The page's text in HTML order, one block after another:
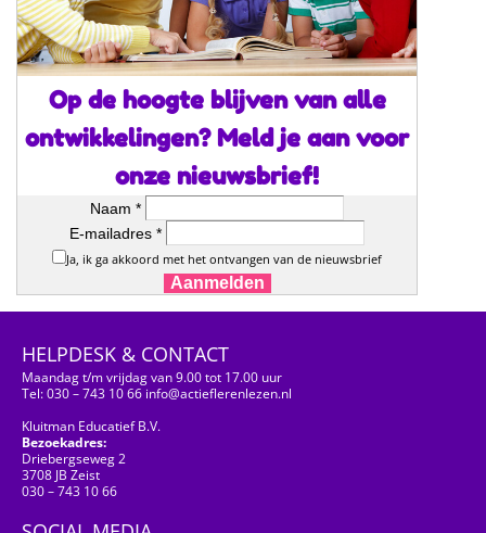
Op de hoogte blijven van alle
ontwikkelingen? Meld je aan voor
onze nieuwsbrief!
Naam *
E-mailadres *
Ja, ik ga akkoord met het ontvangen van de nieuwsbrief
Aanmelden
HELPDESK & CONTACT
Maandag t/m vrijdag van 9.00 tot 17.00 uur
Tel: 030 – 743 10 66 info@actieflerenlezen.nl
Kluitman Educatief B.V.
Bezoekadres:
Driebergseweg 2
3708 JB Zeist
030 – 743 10 66